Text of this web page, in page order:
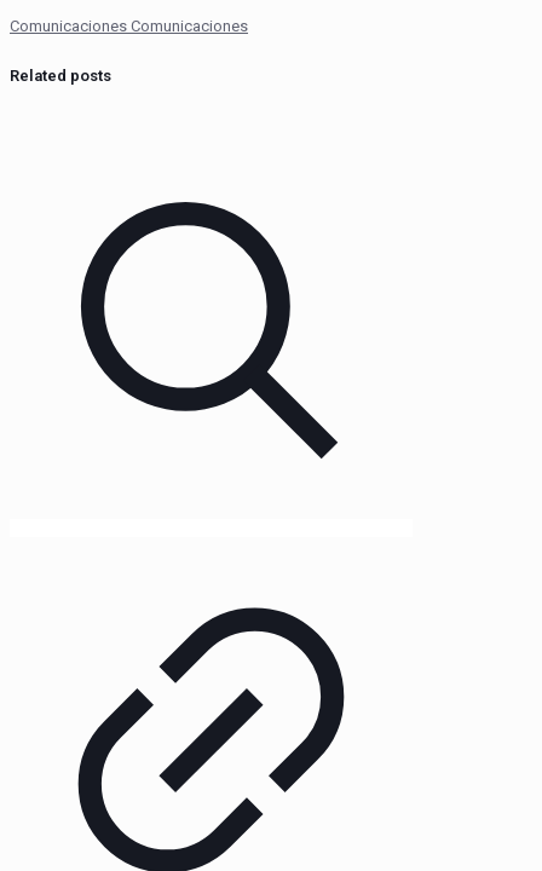
Comunicaciones Comunicaciones
Related posts